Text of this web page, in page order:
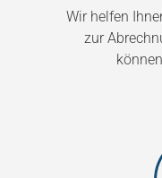
Wir helfen
zur